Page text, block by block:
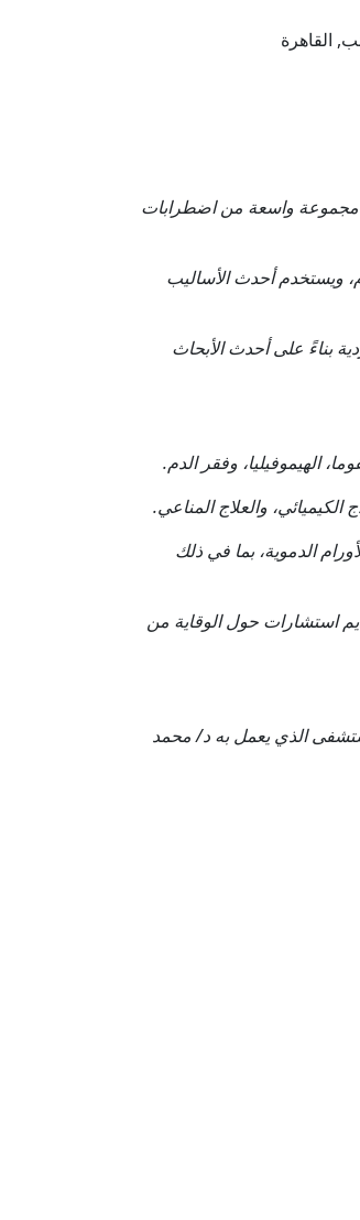
واسعة من اضطرابات
ويستخدم أحدث الأساليب
بناءً على أحدث الأبحاث
الهيموفيليا، وفقر الدم.
الكيميائي، والعلاج المناعي.
الدموية، بما في ذلك
استشارات حول الوقاية من
الذي يعمل به د/ محمد